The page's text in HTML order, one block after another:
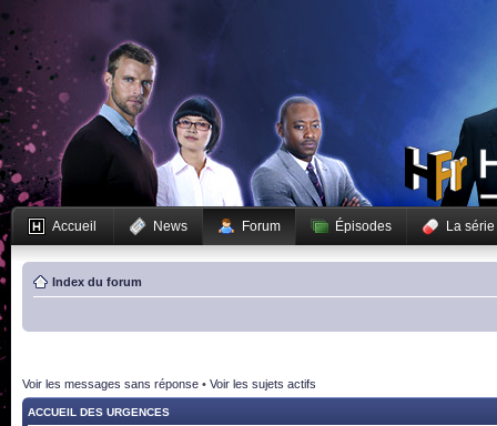
Accueil News Forum Épisodes La série
Index du forum
Voir les messages sans réponse • Voir les sujets actifs
ACCUEIL DES URGENCES